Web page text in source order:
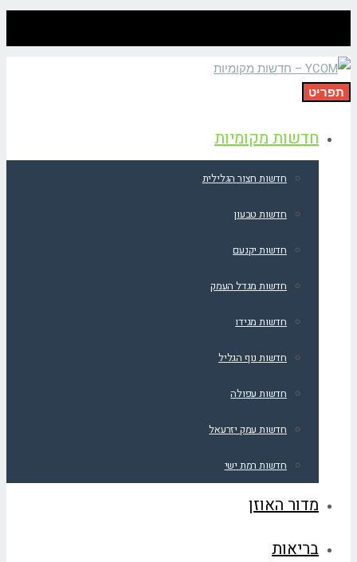
תפריט
חדשות מקומיות
חדשות חצור הגלילית
חדשות טבעון
חדשות יקנעם
חדשות מגדל העמק
חדשות מגידו
חדשות נוף הגליל
חדשות עפולה
חדשות עמק יזרעאל
חדשות רמת ישי
מדור האוזן
בריאות